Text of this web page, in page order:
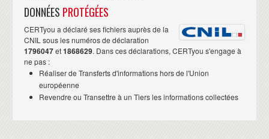
DONNÉES PROTÉGÉES
CERTyou a déclaré ses fichiers auprès de la
CNIL sous les numéros de déclaration
1796047et1868629. Dans ces déclarations, CERTyou s'engage à
ne pas :
Réaliser de Transferts d'informations hors de l'Union
européenne
Revendre ou Transettre à un Tiers les informations collectées